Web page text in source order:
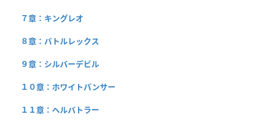
７章：キングレオ
８章：バトルレックス
９章：シルバーデビル
１０章：ホワイトパンサー
１１章：ヘルバトラー